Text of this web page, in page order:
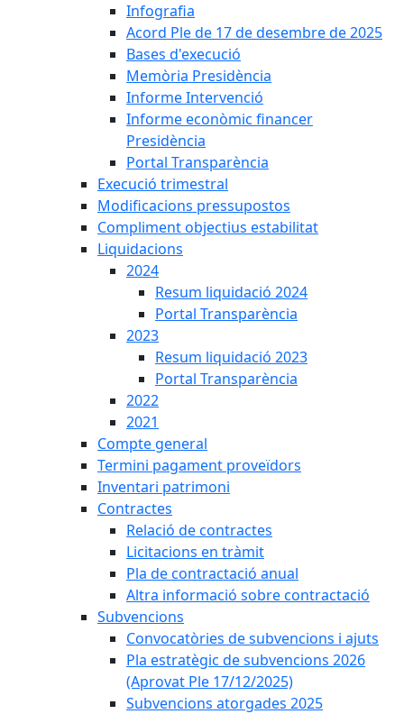
Infografia
Acord Ple de 17 de desembre de 2025
Bases d'execució
Memòria Presidència
Informe Intervenció
Informe econòmic financer
Presidència
Portal Transparència
Execució trimestral
Modificacions pressupostos
Compliment objectius estabilitat
Liquidacions
2024
Resum liquidació 2024
Portal Transparència
2023
Resum liquidació 2023
Portal Transparència
2022
2021
Compte general
Termini pagament proveïdors
Inventari patrimoni
Contractes
Relació de contractes
Licitacions en tràmit
Pla de contractació anual
Altra informació sobre contractació
Subvencions
Convocatòries de subvencions i ajuts
Pla estratègic de subvencions 2026
(Aprovat Ple 17/12/2025)
Subvencions atorgades 2025